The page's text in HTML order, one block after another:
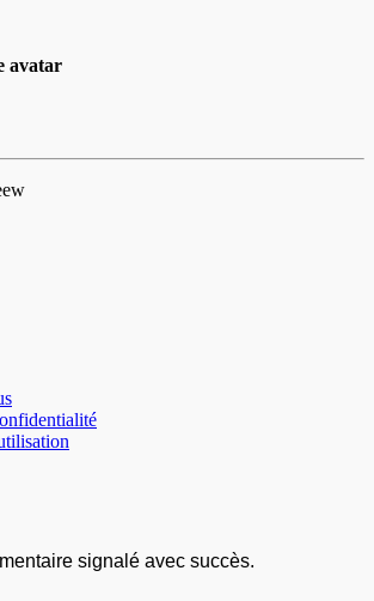
avatar
signalé avec succès.